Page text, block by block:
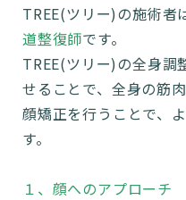
TREE(ツリー)の施術者
道整復師です。
TREE(ツリー)の全身調
せることで、全身の筋
顔矯正を行うことで、
す。
１、顔へのアプローチ